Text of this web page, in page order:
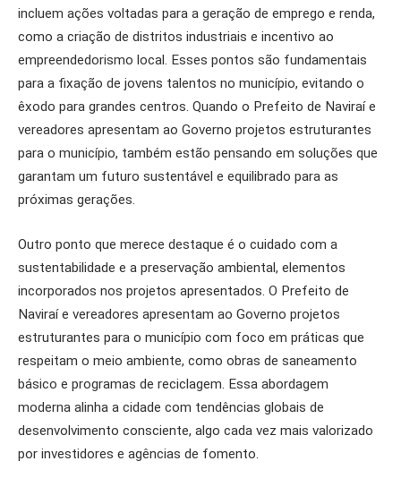
incluem ações voltadas para a geração de emprego e renda,
como a criação de distritos industriais e incentivo ao
empreendedorismo local. Esses pontos são fundamentais
para a fixação de jovens talentos no município, evitando o
êxodo para grandes centros. Quando o Prefeito de Naviraí e
vereadores apresentam ao Governo projetos estruturantes
para o município, também estão pensando em soluções que
garantam um futuro sustentável e equilibrado para as
próximas gerações.
Outro ponto que merece destaque é o cuidado com a
sustentabilidade e a preservação ambiental, elementos
incorporados nos projetos apresentados. O Prefeito de
Naviraí e vereadores apresentam ao Governo projetos
estruturantes para o município com foco em práticas que
respeitam o meio ambiente, como obras de saneamento
básico e programas de reciclagem. Essa abordagem
moderna alinha a cidade com tendências globais de
desenvolvimento consciente, algo cada vez mais valorizado
por investidores e agências de fomento.